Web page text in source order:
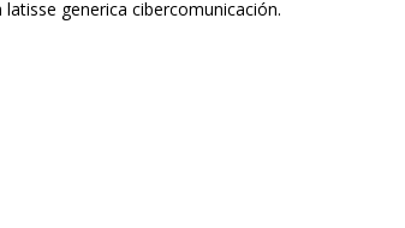
generica cibercomunicación.